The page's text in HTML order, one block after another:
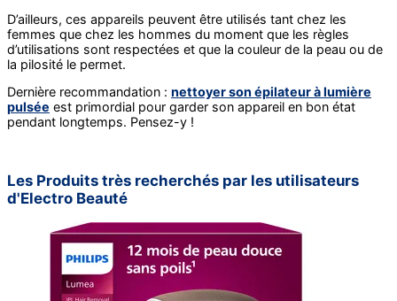
D’ailleurs, ces appareils peuvent être utilisés tant chez les
femmes que chez les hommes du moment que les règles
d’utilisations sont respectées et que la couleur de la peau ou de
la pilosité le permet.
Dernière recommandation : nettoyer son épilateur à lumière
pulsée est primordial pour garder son appareil en bon état
pendant longtemps. Pensez-y !
Les Produits très recherchés par les utilisateurs
d'Electro Beauté